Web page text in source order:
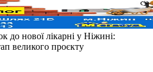
до нової лікарні у Ніжині:
великого проєкту